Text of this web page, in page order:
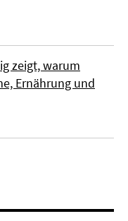
zeigt, warum
Ernährung und